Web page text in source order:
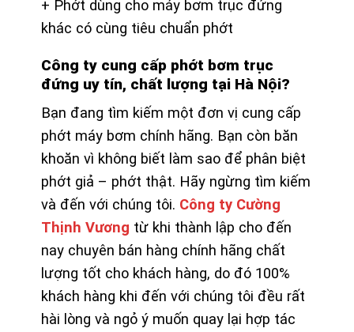
+ Phớt dùng cho máy bơm trục đứng
khác có cùng tiêu chuẩn phớt
Công ty cung cấp phớt bơm trục
đứng uy tín, chất lượng tại Hà Nội?
Bạn đang tìm kiếm một đơn vị cung cấp
phớt máy bơm chính hãng. Bạn còn băn
khoăn vì không biết làm sao để phân biệt
phớt giả – phớt thật. Hãy ngừng tìm kiếm
và đến với chúng tôi. Công ty Cường
Thịnh Vương từ khi thành lập cho đến
nay chuyên bán hàng chính hãng chất
lượng tốt cho khách hàng, do đó 100%
khách hàng khi đến với chúng tôi đều rất
hài lòng và ngỏ ý muốn quay lại hợp tác